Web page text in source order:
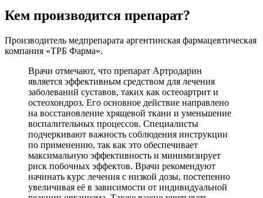
Кем производится препарат?
Производитель медпрепарата аргентинская фармацевтическая
компания «ТРБ Фарма».
Врачи отмечают, что препарат Артродарин
является эффективным средством для лечения
заболеваний суставов, таких как остеоартрит и
остеохондроз. Его основное действие направлено
на восстановление хрящевой ткани и уменьшение
воспалительных процессов. Специалисты
подчеркивают важность соблюдения инструкции
по применению, так как это обеспечивает
максимальную эффективность и минимизирует
риск побочных эффектов. Врачи рекомендуют
начинать курс лечения с низкой дозы, постепенно
увеличивая её в зависимости от индивидуальной